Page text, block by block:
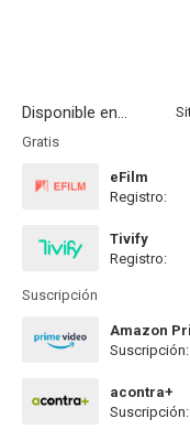
Disponible en...
Gratis
eFilm
Registro:
Tivify
Disponible
Registro:
Suscripción
Amazon
Suscripción:
acontra+
Suscripción: